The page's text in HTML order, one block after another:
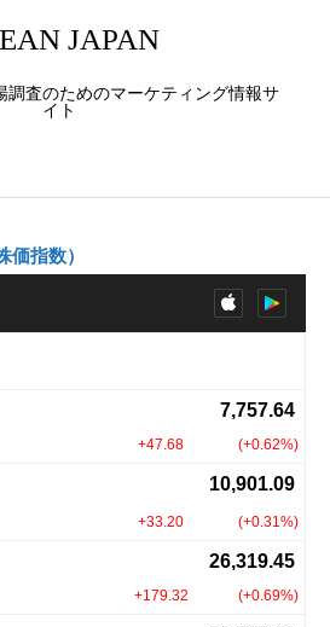
JAPAN
調査のためのマーケティング情報サ
イト
指数）